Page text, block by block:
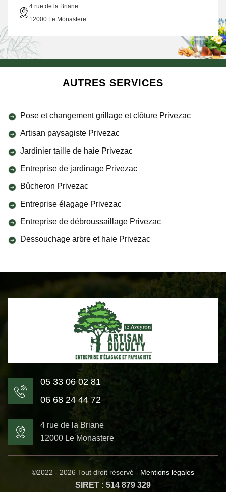
4 rue de la Briane
12000 Le Monastere
AUTRES SERVICES
Pose et changement grillage et clôture Privezac
Artisan paysagiste Privezac
Jardinier taille de haie Privezac
Entreprise de jardinage Privezac
Bûcheron Privezac
Entreprise élagage Privezac
Entreprise de débroussaillage Privezac
Dessouchage arbre et haie Privezac
05 33 06 02 81
06 68 24 44 72
4 rue de la Briane
12000 Le Monastere
©2022 - 2026 Tout droit réservé - Mentions légales
SIRET : 514 879 329